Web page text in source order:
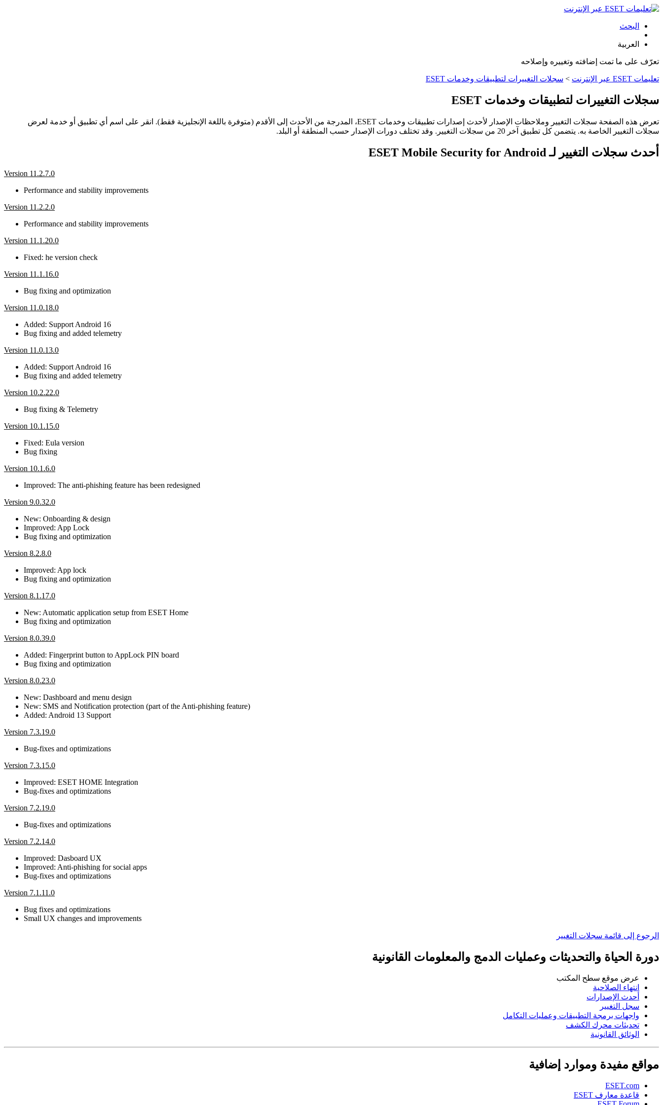
البحث
العربية
تعرّف على ما تمت إضافته وتغييره وإصلاحه
تعليمات ESET عبر الإنترنت > سجلات التغييرات لتطبيقات وخدمات ESET
سجلات التغييرات لتطبيقات وخدمات ESET
تعرض هذه الصفحة سجلات التغيير وملاحظات الإصدار لأحدث إصدارات تطبيقات وخدمات ESET، المدرجة من الأحدث إلى الأقدم (متوفرة باللغة الإنجليزية فقط). انقر على اسم أي تطبيق أو خدمة لعرض
سجلات التغيير الخاصة به. يتضمن كل تطبيق آخر 20 من سجلات التغيير. وقد تختلف دورات الإصدار حسب المنطقة أو البلد.
أحدث سجلات التغيير لـ ESET Mobile Security for Android
Version 11.2.7.0
Performance and stability improvements
Version 11.2.2.0
Performance and stability improvements
Version 11.1.20.0
Fixed: he version check
Version 11.1.16.0
Bug fixing and optimization
Version 11.0.18.0
Added: Support Android 16
Bug fixing and added telemetry
Version 11.0.13.0
Added: Support Android 16
Bug fixing and added telemetry
Version 10.2.22.0
Bug fixing & Telemetry
Version 10.1.15.0
Fixed: Eula version
Bug fixing
Version 10.1.6.0
Improved: The anti-phishing feature has been redesigned
Version 9.0.32.0
New: Onboarding & design
Improved: App Lock
Bug fixing and optimization
Version 8.2.8.0
Improved: App lock
Bug fixing and optimization
Version 8.1.17.0
New: Automatic application setup from ESET Home
Bug fixing and optimization
Version 8.0.39.0
Added: Fingerprint button to AppLock PIN board
Bug fixing and optimization
Version 8.0.23.0
New: Dashboard and menu design
New: SMS and Notification protection (part of the Anti-phishing feature)
Added: Android 13 Support
Version 7.3.19.0
Bug-fixes and optimizations
Version 7.3.15.0
Improved: ESET HOME Integration
Bug-fixes and optimizations
Version 7.2.19.0
Bug-fixes and optimizations
Version 7.2.14.0
Improved: Dasboard UX
Improved: Anti-phishing for social apps
Bug-fixes and optimizations
Version 7.1.11.0
Bug fixes and optimizations
Small UX changes and improvements
الرجوع إلى قائمة سجلات التغيير
دورة الحياة والتحديثات وعمليات الدمج والمعلومات القانونية
عرض موقع سطح المكتب
انتهاء الصلاحية
أحدث الإصدارات
سجل التغيير
واجهات برمجة التطبيقات وعمليات التكامل
تحديثات محرك الكشف
الوثائق القانونية
مواقع مفيدة وموارد إضافية
ESET.com
قاعدة معارف ESET